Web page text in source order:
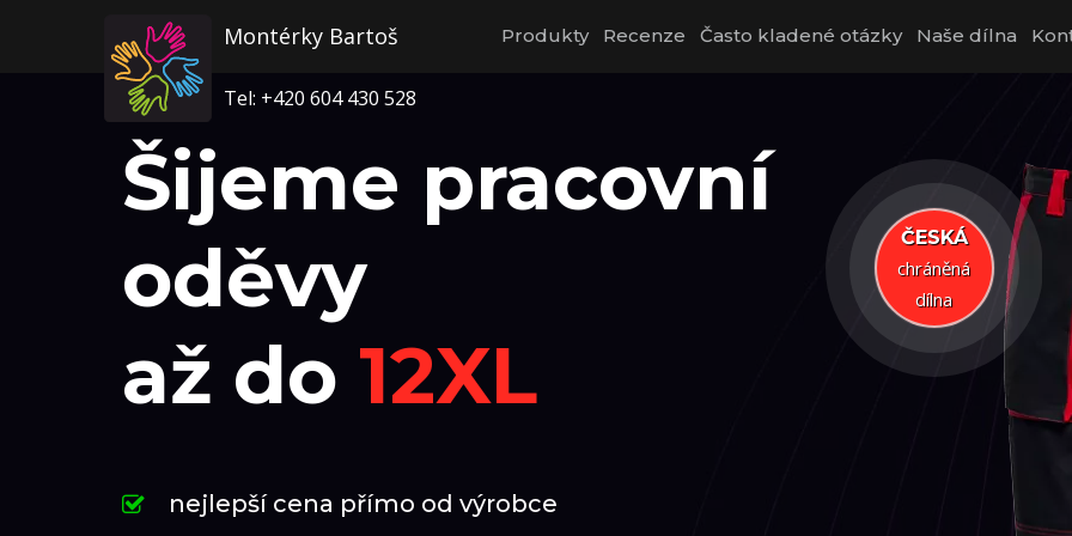
Montérky Bartoš
Tel: +420 604 430 528
Produkty Recenze Často kladené otázky Naše dílna
Šijeme pracovní
oděvy
až do 12XL
nejlepší cena přímo od výrobce
ČESKÁ
chráněná
dílna